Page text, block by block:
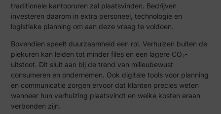
traditionele kantooruren zal plaatsvinden. Bedrijven
investeren daarom in extra personeel, technologie en
logistieke planning om aan deze vraag te voldoen.
Bovendien speelt duurzaamheid een rol. Verhuizen buiten de
piekuren kan leiden tot minder files en een lagere CO₂-
uitstoot. Dit sluit aan bij de trend van milieubewust
consumeren en ondernemen. Ook digitale tools voor planning
en communicatie zorgen ervoor dat klanten precies weten
wanneer hun verhuizing plaatsvindt en welke kosten eraan
verbonden zijn.